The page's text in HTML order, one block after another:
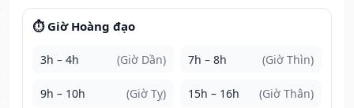
⏱️ Giờ Hoàng đạo
3h – 4h (Giờ Dần) 7h – 8h (Giờ Thìn)
9h – 10h (Giờ Tỵ) 15h – 16h (Giờ Thân)